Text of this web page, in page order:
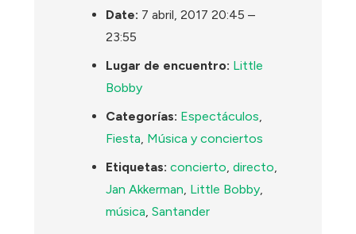
Date: 7 abril, 2017 20:45 –
23:55
Lugar de encuentro: Little
Bobby
Categorías: Espectáculos,
Fiesta, Música y conciertos
Etiquetas: concierto,directo,
Jan Akkerman, Little Bobby,
música,Santander